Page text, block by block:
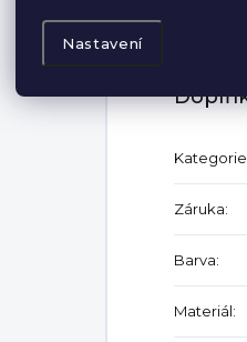
Nastavení
Kategorie
Záruka:
Barva:
Materiál: